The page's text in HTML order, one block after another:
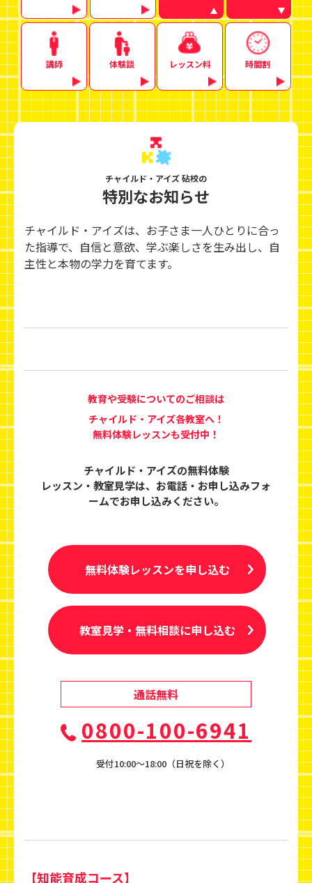
講師 体験談 レッスン料 時間割
チャイルド・アイズ 砧校の
特別なお知らせ
チャイルド・アイズは、お子さま一人ひとりに合っ
た指導で、自信と意欲、学ぶ楽しさを生み出し、 自
主性と本物の学力を育てます。
教育や受験についてのご相談は
チャイルド・アイズ各教室へ！
無料体験レッスンも受付中！
チャイルド・アイズの無料体験
レッスン・教室見学は、 お電話・お申し込みフォ
ームでお申し込みください。
無料体験レッスンを申し込む
教室見学・無料相談に申し込む
通話無料
0800-100-6941
受付10:00〜18:00（日祝を除く）
【知能育成コース】